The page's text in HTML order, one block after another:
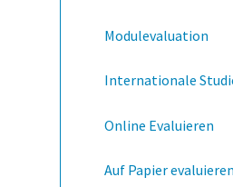
Modulevaluation
Internationale
Online Evaluieren
Auf Papier evaluieren